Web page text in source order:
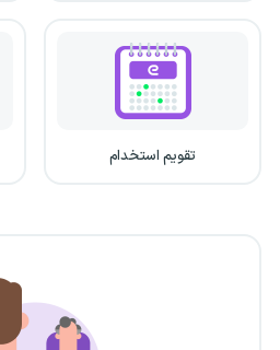
تقویم استخدام